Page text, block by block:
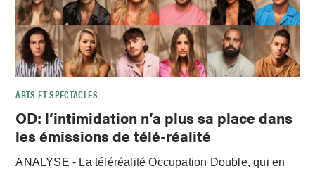
ARTS ET SPECTACLES
OD: l’intimidation n’a plus sa place dans
les émissions de télé-réalité
ANALYSE - La téléréalité Occupation Double, qui en